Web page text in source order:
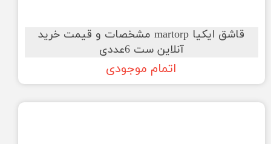
قاشق ایکیا martorp مشخصات و قیمت خرید
آنلاین ست 6عددی
اتمام موجودی